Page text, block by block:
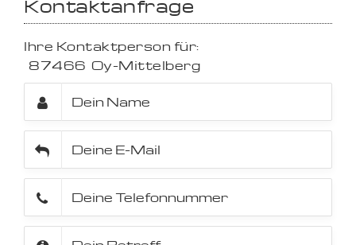
Kontaktanfrage
Ihre Kontaktperson für:
87466 Oy-Mittelberg